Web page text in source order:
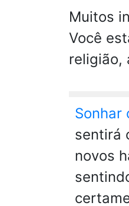
Muitos
Você
religião,
Sonhar
sentirá
novos